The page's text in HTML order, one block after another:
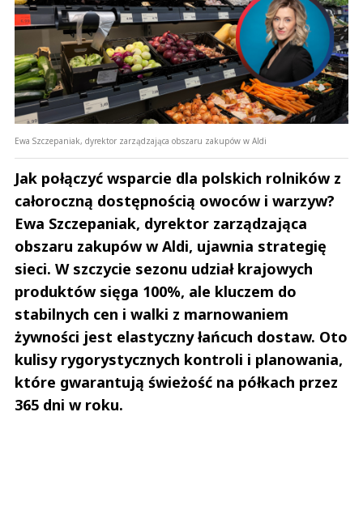
Ewa Szczepaniak, dyrektor zarządzająca obszaru zakupów w Aldi
Jak połączyć wsparcie dla polskich rolników z
całoroczną dostępnością owoców i warzyw?
Ewa Szczepaniak, dyrektor zarządzająca
obszaru zakupów w Aldi, ujawnia strategię
sieci. W szczycie sezonu udział krajowych
produktów sięga 100%, ale kluczem do
stabilnych cen i walki z marnowaniem
żywności jest elastyczny łańcuch dostaw. Oto
kulisy rygorystycznych kontroli i planowania,
które gwarantują świeżość na półkach przez
365 dni w roku.